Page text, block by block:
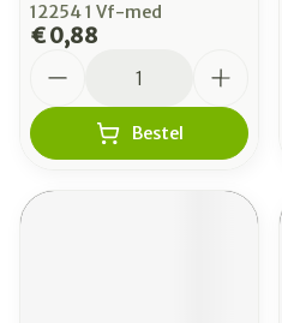
12254 1 Vf-med
€ 0,88
Bestel